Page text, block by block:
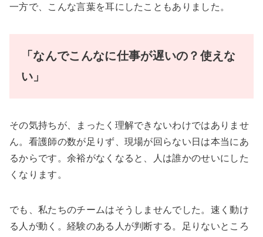
一方で、こんな言葉を耳にしたこともありました。
「なんでこんなに仕事が遅いの？使えな
い」
その気持ちが、まったく理解できないわけではありませ
ん。看護師の数が足りず、現場が回らない日は本当にあ
るからです。余裕がなくなると、人は誰かのせいにした
くなります。
でも、私たちのチームはそうしませんでした。速く動け
る人が動く。経験のある人が判断する。足りないところ